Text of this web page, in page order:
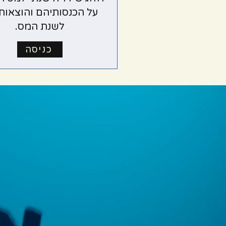
על הכנסותיהם
לשנת המס.
כניסה